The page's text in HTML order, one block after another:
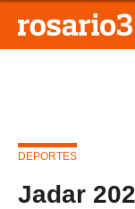
DEPORTES
Jadar